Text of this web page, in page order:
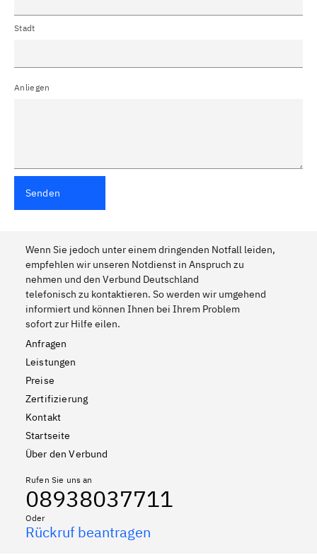
Stadt
Anliegen
Senden
Wenn Sie jedoch unter einem dringenden Notfall leiden,
empfehlen wir unseren Notdienst in Anspruch zu
nehmen und den Verbund Deutschland
telefonisch zu kontaktieren. So werden wir umgehend
informiert und können Ihnen bei Ihrem Problem
sofort zur Hilfe eilen.
Anfragen
Leistungen
Preise
Zertifizierung
Kontakt
Startseite
Über den Verbund
Rufen Sie uns an
08938037711
Oder
Rückruf beantragen